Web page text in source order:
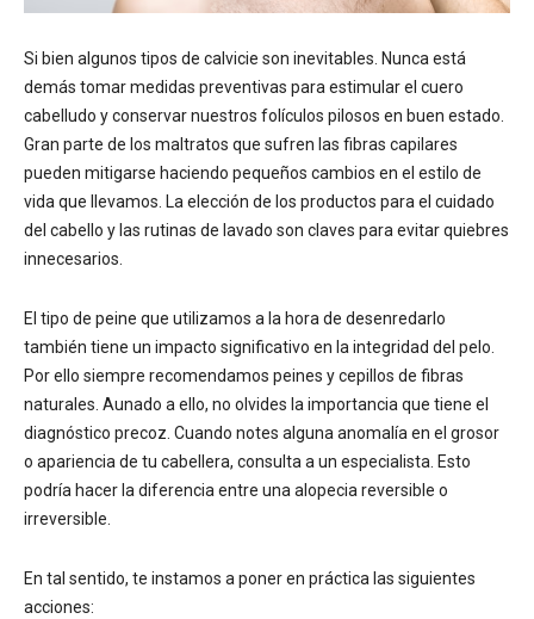
Si bien algunos tipos de calvicie son inevitables. Nunca está
demás tomar medidas preventivas para estimular el cuero
cabelludo y conservar nuestros folículos pilosos en buen estado.
Gran parte de los maltratos que sufren las fibras capilares
pueden mitigarse haciendo pequeños cambios en el estilo de
vida que llevamos. La elección de los productos para el cuidado
del cabello y las rutinas de lavado son claves para evitar quiebres
innecesarios.
El tipo de peine que utilizamos a la hora de desenredarlo
también tiene un impacto significativo en la integridad del pelo.
Por ello siempre recomendamos peines y cepillos de fibras
naturales. Aunado a ello, no olvides la importancia que tiene el
diagnóstico precoz. Cuando notes alguna anomalía en el grosor
o apariencia de tu cabellera, consulta a un especialista. Esto
podría hacer la diferencia entre una alopecia reversible o
irreversible.
En tal sentido, te instamos a poner en práctica las siguientes
acciones: